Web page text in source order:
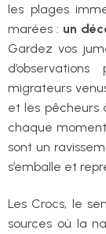
les plages
marées : un
Gardez vos
migrateurs
et les pêcheurs
chaque
sont un
s’emballe et
Les Crocs, le
sources où la